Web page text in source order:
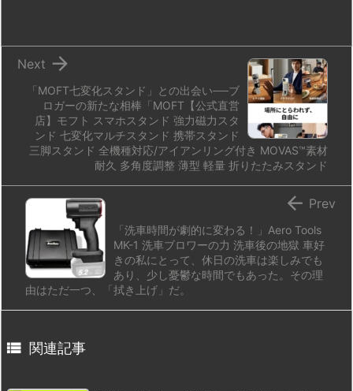
「MOFT七変化スタンド」との出会い──ブ
ロガーの新たな相棒「MOFT【公式直営
店】モフト スマホスタンド 強力磁力スタ
ンド 七変化マルチスタンド 携帯スタンド
三脚スタンド 全機種対応/アイアンリング付き MOVAS™素材
耐久 多角度調整 薄型 軽量 折りたたみスタンド

Next
「洗車時間が劇的に変わる！」Aero Tools
MK-1 洗車ブロワーの力 洗車後の地獄 車好
きの私にとって、休日の洗車は楽しみでも
あり、少し憂鬱な時間でもあった。その理
由はただ一つ、「拭き上げ」だ。
 Prev
 関連記事